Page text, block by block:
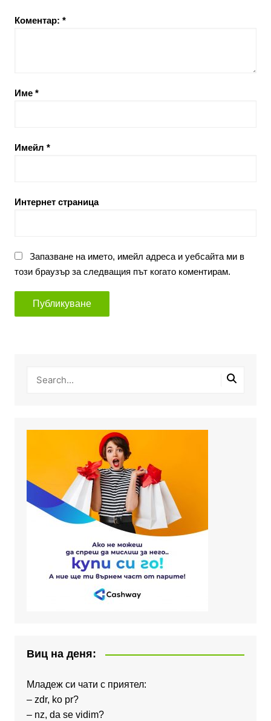
Коментар: *
Име *
Имейл *
Интернет страница
Запазване на името, имейл адреса и уебсайта ми в
този браузър за следващия път когато коментирам.
Виц на деня:
Младеж си чати с приятел:
– zdr, ko pr?
– nz, da se vidim?